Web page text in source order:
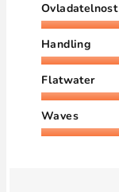
Ovladatelnost
Handling
Flatwater
Waves